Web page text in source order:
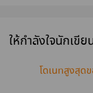
ให้กำลังใจนักเขี
โดเนทสูงสุด